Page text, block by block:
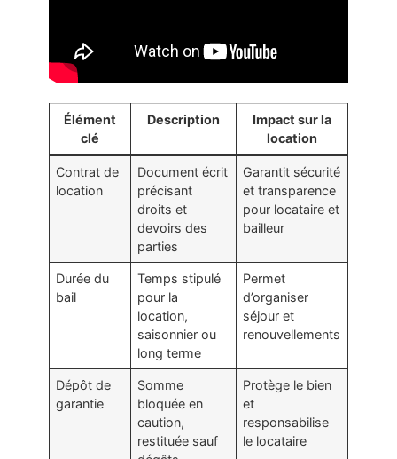
Élément
clé
Description
Impact sur la
location
Contrat de
location
Document écrit
précisant
droits et
devoirs des
parties
Garantit sécurité
et transparence
pour locataire et
bailleur
Durée du
bail
Temps stipulé
pour la
location,
saisonnier ou
long terme
Permet
d’organiser
séjour et
renouvellements
Dépôt de
garantie
Somme
bloquée en
caution,
restituée sauf
Protège le bien
et
responsabilise
le locataire